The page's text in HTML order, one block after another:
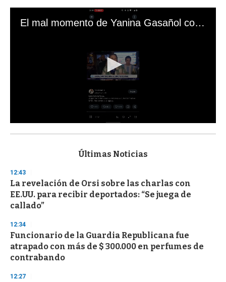
El mal momento de Yanina Gasañol con un hincha argentino en "Subrayado"
s
d
s
o
f
3
s
e
c
o
n
Últimas Noticias
12:43
La revelación de Orsi sobre las charlas con
EE.UU. para recibir deportados: “Se juega de
callado”
12:34
Funcionario de la Guardia Republicana fue
atrapado con más de $ 300.000 en perfumes de
contrabando
12:27